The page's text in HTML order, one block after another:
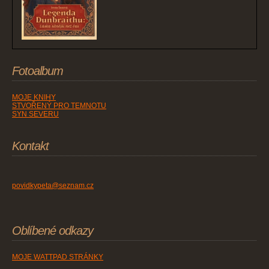
Fotoalbum
MOJE KNIHY
STVOŘENÝ PRO TEMNOTU
SYN SEVERU
Kontakt
povidkypeta@seznam.cz
Oblíbené odkazy
MOJE WATTPAD STRÁNKY